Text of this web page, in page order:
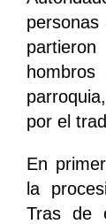
por el
En
la
Tras de